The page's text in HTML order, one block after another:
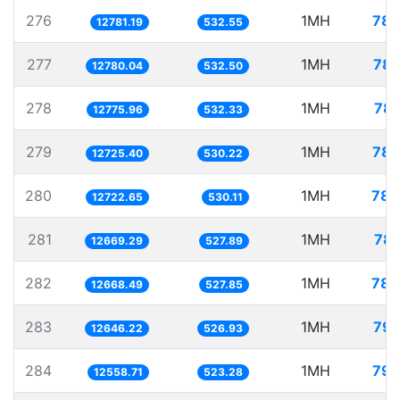
276 12781.19 532.55 1MH
277 12780.04 532.50 1MH
278 12775.96 532.33 1MH
279 12725.40 530.22 1MH
280 12722.65 530.11 1MH
281 12669.29 527.89 1MH
282 12668.49 527.85 1MH
283 12646.22 526.93 1MH
284 12558.71 523.28 1MH